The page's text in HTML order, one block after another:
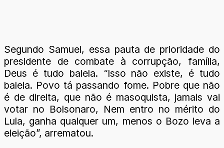
Segundo Samuel, essa pauta de prioridade do
presidente de combate à corrupção, família,
Deus é tudo balela. “Isso não existe, é tudo
balela. Povo tá passando fome. Pobre que não
é de direita, que não é masoquista, jamais vai
votar no Bolsonaro, Nem entro no mérito do
Lula, ganha qualquer um, menos o Bozo leva a
eleição”, arrematou.